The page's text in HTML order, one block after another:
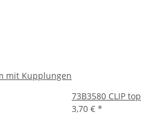
mit Kupplungen
73B3580 CLIP
3,70 € *